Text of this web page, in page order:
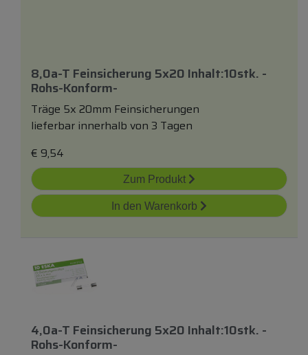
8,0a-T Feinsicherung 5x20 Inhalt:10stk. -
Rohs-Konform-
Träge 5x 20mm Feinsicherungen
lieferbar innerhalb von 3 Tagen
€ 9,54
Zum Produkt
In den Warenkorb
4,0a-T Feinsicherung 5x20 Inhalt:10stk. -
Rohs-Konform-